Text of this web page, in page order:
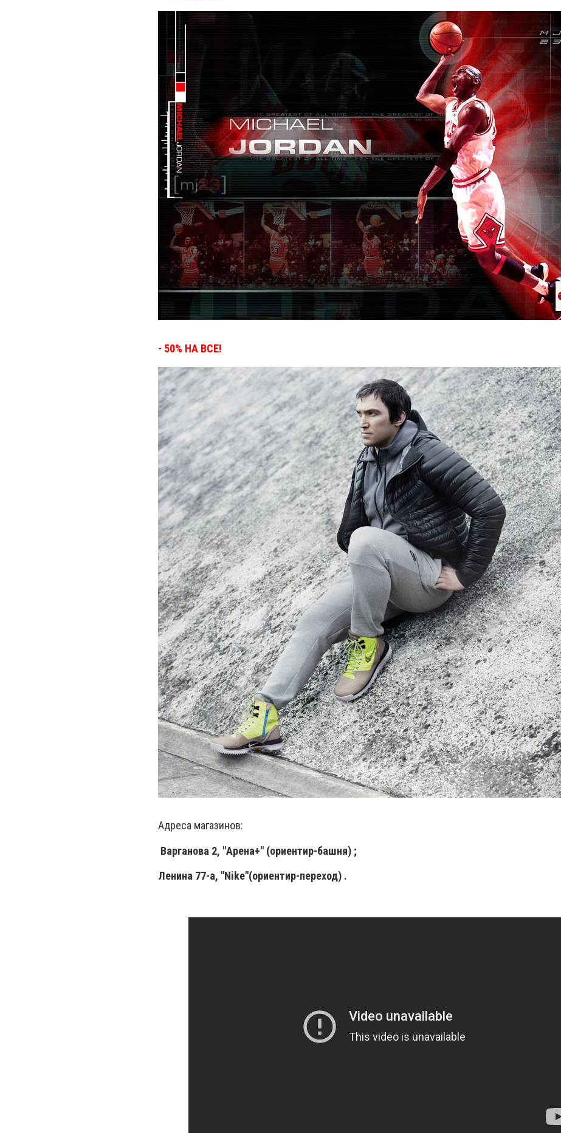
- 50% НА ВСЕ!
Адреса магазинов:
Варганова 2, "Арена+" (ориентир-башня) ;
Ленина 77-a, "Nike"(ориентир-переход) .